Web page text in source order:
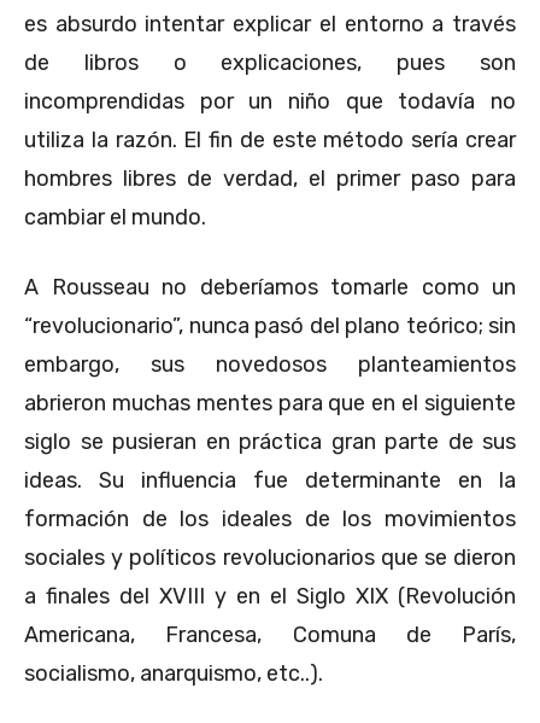
es absurdo intentar explicar el entorno a través
de libros o explicaciones, pues son
incomprendidas por un niño que todavía no
utiliza la razón. El fin de este método sería crear
hombres libres de verdad, el primer paso para
cambiar el mundo.
A Rousseau no deberíamos tomarle como un
“revolucionario”, nunca pasó del plano teórico; sin
embargo, sus novedosos planteamientos
abrieron muchas mentes para que en el siguiente
siglo se pusieran en práctica gran parte de sus
ideas. Su influencia fue determinante en la
formación de los ideales de los movimientos
sociales y políticos revolucionarios que se dieron
a finales del XVIII y en el Siglo XIX (Revolución
Americana, Francesa, Comuna de París,
socialismo, anarquismo, etc..).